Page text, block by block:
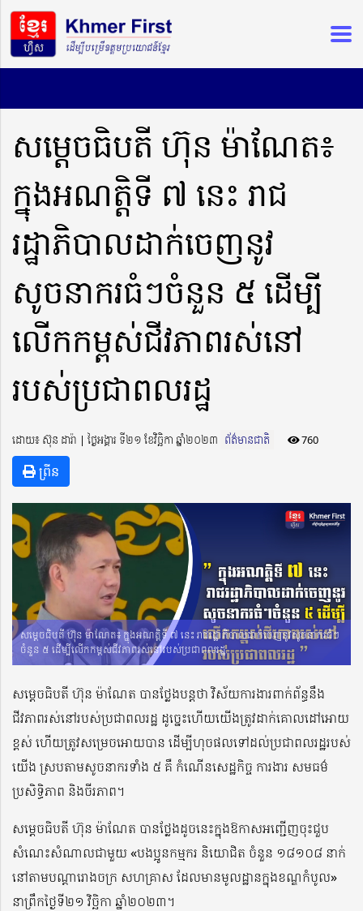
សម្តេចធិបតី ហ៊ុន ម៉ាណែត៖
ក្នុងអណត្តិទី ៧ នេះ រាជ
រដ្ឋាភិបាលដាក់ចេញនូវ
សូចនាករធំៗចំនួន ៥ ដើម្បី
លើកកម្ពស់ជីវភាពរស់នៅ
របស់ប្រជាពលរដ្ឋ
ដោយ៖ ស៊ុន ដារ៉ា ​​ | ថ្ងៃអង្គារ ទី២១ ខែវិច្ឆិកា ឆ្នាំ២០២៣ ព័ត៌មានជាតិ 760
ព្រីន
សម្តេចធិបតី ហ៊ុន ម៉ាណែត៖ ក្នុងអណត្តិទី ៧ នេះ រាជរដ្ឋាភិបាលដាក់ចេញនូវសូចនាករធំៗ
ចំនួន ៥ ដើម្បីលើកកម្ពស់ជីវភាពរស់នៅរបស់ប្រជាពលរដ្ឋ
សម្តេចធិបតី ហ៊ុន ម៉ាណែត បានថ្លែងបន្តថា វិស័យការងារពាក់ព័ន្ធនឹង
ជីវភាពរស់នៅរបស់ប្រជាពលរដ្ឋ ដូច្នេះហើយយើងត្រូវដាក់គោលដៅអោយ
ខ្ពស់ ហើយត្រូវសម្រេចអោយបាន ដើម្បីហុចផលទៅដល់ប្រជាពលរដ្ឋរបស់
យើង ស្របតាមសូចនាករទាំង ៥ គឺ កំណើនសេដ្ឋកិច្ច ការងារ សមធម៌
ប្រសិទ្ធិភាព និងចីរភាព។
សម្តេចធិបតី ហ៊ុន ម៉ាណែត បានថ្លែងដូចនេះក្នុងឱកាសអញ្ជើញចុះជួប
សំណេះសំណាលជាមួយ «បងប្អូនកម្មករ និយោជិត ចំនួន ១៨១០៨ នាក់
នៅតាមបណ្តារោងចក្រ សហគ្រាស ដែលមានមូលដ្ឋានក្នុងខណ្ឌកំបូល»
នាព្រឹកថ្ងៃទី២១ វិច្ឆិកា ឆ្នាំ២០២៣។